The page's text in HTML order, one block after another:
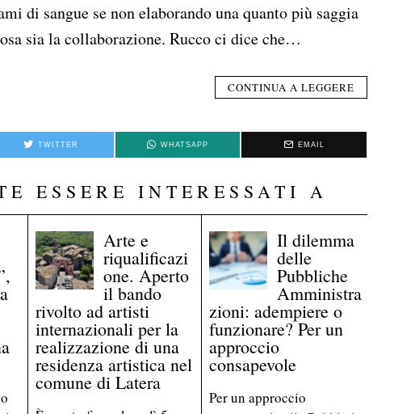
di sangue se non elaborando una quanto più saggia
sia la collaborazione. Rucco ci dice che…
CONTINUA A LEGGERE
TWITTER WHATSAPP EMAIL
ESSERE INTERESSATI A
Arte e
riqualificazi
one. Aperto
il bando
rivolto ad artisti
internazionali per la
realizzazione di una
residenza artistica nel
comune di Latera
Il dilemma
delle
Pubbliche
Amministra
zioni: adempiere o
funzionare? Per un
approccio
consapevole
Per un approccio